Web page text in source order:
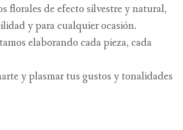
florales de efecto silvestre y natural,
y para cualquier ocasión.
elaborando cada pieza, cada
y plasmar tus gustos y tonalidades